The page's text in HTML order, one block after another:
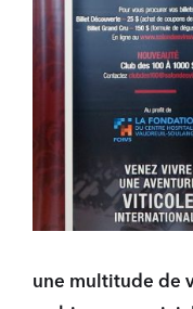
une multitude de